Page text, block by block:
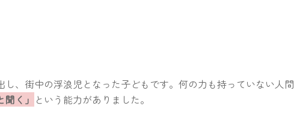
、街中の浮浪児となった子どもです。何の力も持っていない人間
く」 という能力がありました。